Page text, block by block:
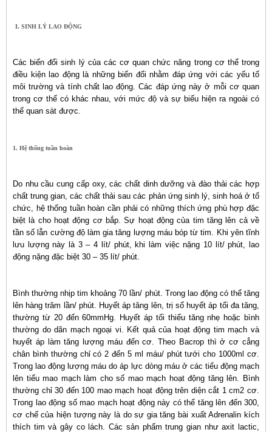
I. SINH LÝ LAO ĐỘNG
Các biến đổi sinh lý của các cơ quan chức năng trong cơ thể trong
điều kiện lao động là những biến đổi nhằm đáp ứng với các yếu tố
môi trường và tính chất lao động. Các đáp ứng này ở mỗi cơ quan
trong cơ thể có khác nhau, với mức độ và sự biểu hiện ra ngoài có
thể quan sát được.
1. Hệ thống tuần hoàn
Do nhu cầu cung cấp oxy, các chất dinh dưỡng và đào thải các hợp
chất trung gian, các chất thải sau các phản ứng sinh lý, sinh hoá ở tổ
chức, hệ thống tuần hoàn cần phải có những thích ứng phù hợp đặc
biệt là cho hoạt động cơ bắp. Sự hoạt động của tim tăng lên cả về
tần số lẫn cường độ làm gia tăng lượng máu bóp từ tim. Khi yên tĩnh
lưu lượng này là 3 – 4 lít/ phút, khi làm việc nặng 10 lít/ phút, lao
động nặng đặc biệt 30 – 35 lít/ phút.
Bình thường nhịp tim khoảng 70 lần/ phút. Trong lao động có thể tăng
lên hàng trăm lần/ phút. Huyết áp tăng lên, trị số huyết áp tối đa tăng,
thường từ 20 đến 60mmHg. Huyết áp tối thiểu tăng nhẹ hoặc bình
thường do dãn mạch ngoại vi. Kết quả của hoạt động tim mạch và
huyết áp làm tăng lượng máu đến cơ. Theo Bacrop thì ở cơ cẳng
chân bình thường chỉ có 2 đến 5 ml máu/ phút tưới cho 1000ml cơ.
Trong lao động lượng máu do áp lực dòng máu ở các tiểu động mạch
lên tiểu mao mạch làm cho số mao mạch hoạt động tăng lên. Bình
thường chỉ 30 đến 100 mao mạch hoạt động trên diện cắt 1 cm2 cơ.
Trong lao động số mao mạch hoạt động này có thể tăng lên đến 300,
cơ chế của hiện tượng này là do sự gia tăng bài xuất Adrenalin kích
thích tim và gây co lách. Các sản phẩm trung gian như axit lactic,